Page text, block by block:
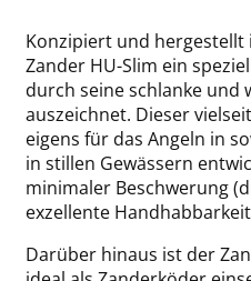
Konzipiert und
Zander HU-Slim ein
durch seine schlanke und
auszeichnet. Dieser
eigens für das Angeln in
in stillen Gewässern
minimaler Beschwerung
exzellente
Darüber hinaus ist der